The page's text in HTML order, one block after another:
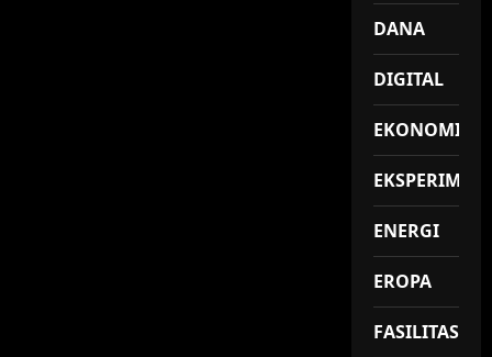
DANA
DIGITAL
EKONOMI
EKSPERIMEN
ENERGI
EROPA
FASILITAS